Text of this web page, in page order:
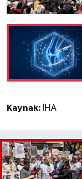
Kaynak: İHA